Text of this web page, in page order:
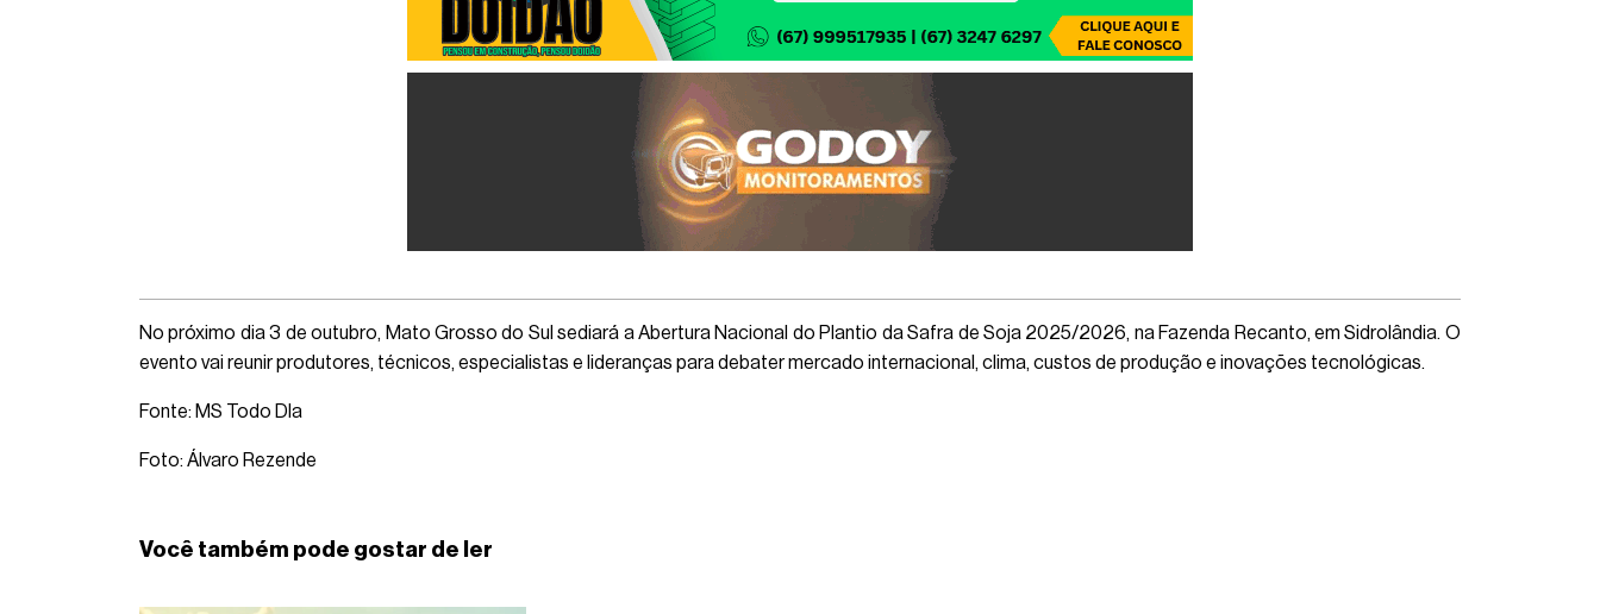
No próximo dia 3 de outubro, Mato Grosso do Sul sediará a Abertura Nacional do Plantio da Safra de Soja 2025/2026, na Fazenda Recanto, em Sidrolândia. O
evento vai reunir produtores, técnicos, especialistas e lideranças para debater mercado internacional, clima, custos de produção e inovações tecnológicas.
Fonte: MS Todo DIa
Foto: Álvaro Rezende
Você também pode gostar de ler